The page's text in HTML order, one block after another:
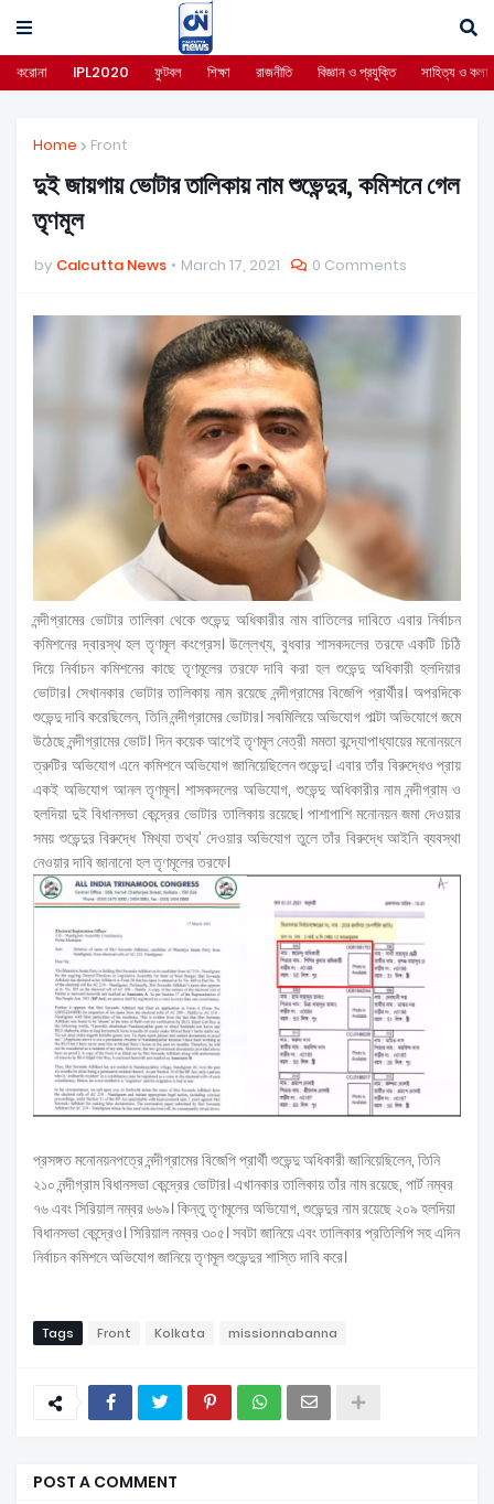
করোনা IPL2020 ফুটবল শিক্ষা রাজনীতি বিজ্ঞান ও প্রযুক্তি সাহিত্য ও কলা
Home Front
দুই জায়গায় ভোটার তালিকায় নাম শুভেন্দুর, কমিশনে গেল
তৃণমূল
by Calcutta News March 17, 2021 0 Comments
নন্দীগ্রামের ভোটার তালিকা থেকে শুভেন্দু অধিকারীর নাম বাতিলের দাবিতে এবার নির্বাচন
কমিশনের দ্বারস্থ হল তৃণমূল কংগ্রেস। উল্লেখ্য, বুধবার শাসকদলের তরফে একটি চিঠি
দিয়ে নির্বাচন কমিশনের কাছে তৃণমূলের তরফে দাবি করা হল শুভেন্দু অধিকারী হলদিয়ার
ভোটার। সেখানকার ভোটার তালিকায় নাম রয়েছে নন্দীগ্রামের বিজেপি প্রার্থীর। অপরদিকে
শুভেন্দু দাবি করেছিলেন, তিনি নন্দীগ্রামের ভোটার। সবমিলিয়ে অভিযোগ পাল্টা অভিযোগে জমে
উঠেছে নন্দীগ্রামের ভোট। দিন কয়েক আগেই তৃণমূল নেত্রী মমতা বন্দ্যোপাধ্যায়ের মনোনয়নে
ত্রুটির অভিযোগ এনে কমিশনে অভিযোগ জানিয়েছিলেন শুভেন্দু। এবার তাঁর বিরুদ্ধেও প্রায়
একই অভিযোগ আনল তৃণমূল। শাসকদলের অভিযোগ, শুভেন্দু অধিকারীর নাম নন্দীগ্রাম ও
হলদিয়া দুই বিধানসভা কেন্দ্রের ভোটার তালিকায় রয়েছে। পাশাপাশি মনোনয়ন জমা দেওয়ার
সময় শুভেন্দুর বিরুদ্ধে ‘মিথ্যা তথ্য’ দেওয়ার অভিযোগ তুলে তাঁর বিরুদ্ধে আইনি ব্যবস্থা
নেওয়ার দাবি জানানো হল তৃণমূলের তরফে।
প্রসঙ্গত মনোনয়নপত্রে নন্দীগ্রামের বিজেপি প্রার্থী শুভেন্দু অধিকারী জানিয়েছিলেন, তিনি
২১০ নন্দীগ্রাম বিধানসভা কেন্দ্রের ভোটার। এখানকার তালিকায় তাঁর নাম রয়েছে, পার্ট নম্বর
৭৬ এবং সিরিয়াল নম্বর ৬৬৯। কিন্তু তৃণমূলের অভিযোগ, শুভেন্দুর নাম রয়েছে ২০৯ হলদিয়া
বিধানসভা কেন্দ্রেও। সিরিয়াল নম্বর ৩০৫। সবটা জানিয়ে এবং তালিকার প্রতিলিপি সহ এদিন
নির্বাচন কমিশনে অভিযোগ জানিয়ে তৃণমূল শুভেন্দুর শাস্তি দাবি করে।
Tags Front Kolkata missionnabanna
POST A COMMENT